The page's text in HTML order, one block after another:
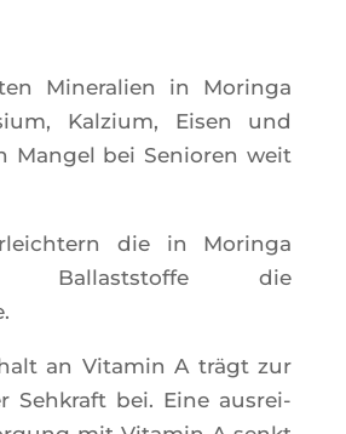
Mine­ra­lien in Morin­ga
Kal­zium, Eisen und
Man­gel bei Senio­ren weit
die in Morin­ga
Bal­lasts­toffe die
an Vita­min A trägt zur
Seh­kraft bei. Eine aus­rei­